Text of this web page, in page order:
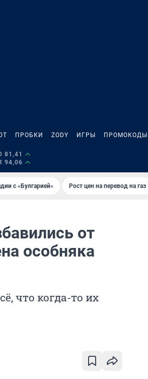
ПРОБКИ ZODY ИГРЫ ПРОМОКОДЫ
81,41
94,06
с «Булгарией» Рост цен на перевод на газ
от
особняка
что когда-то их